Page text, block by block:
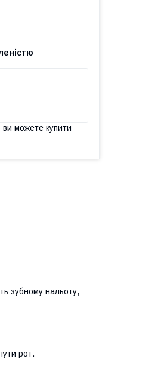
ви можете купити
зубному нальоту,
рот.